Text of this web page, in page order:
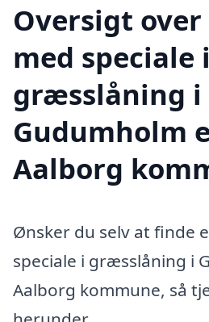
Oversigt
med speciale i
græsslåning i
Gudumholm
Aalborg
Ønsker du selv at finde
speciale i græsslåning i
Aalborg kommune, så